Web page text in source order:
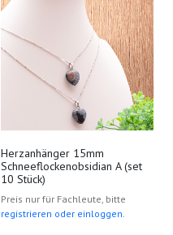
Herzanhänger 15mm
Schneeflockenobsidian A (set
10 Stück)
Preis nur für Fachleute, bitte
registrieren oder einloggen.